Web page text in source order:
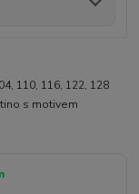
110, 116, 122, 128
s motivem